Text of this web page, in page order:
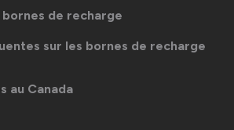
de recharge
sur les bornes de recharge
au Canada